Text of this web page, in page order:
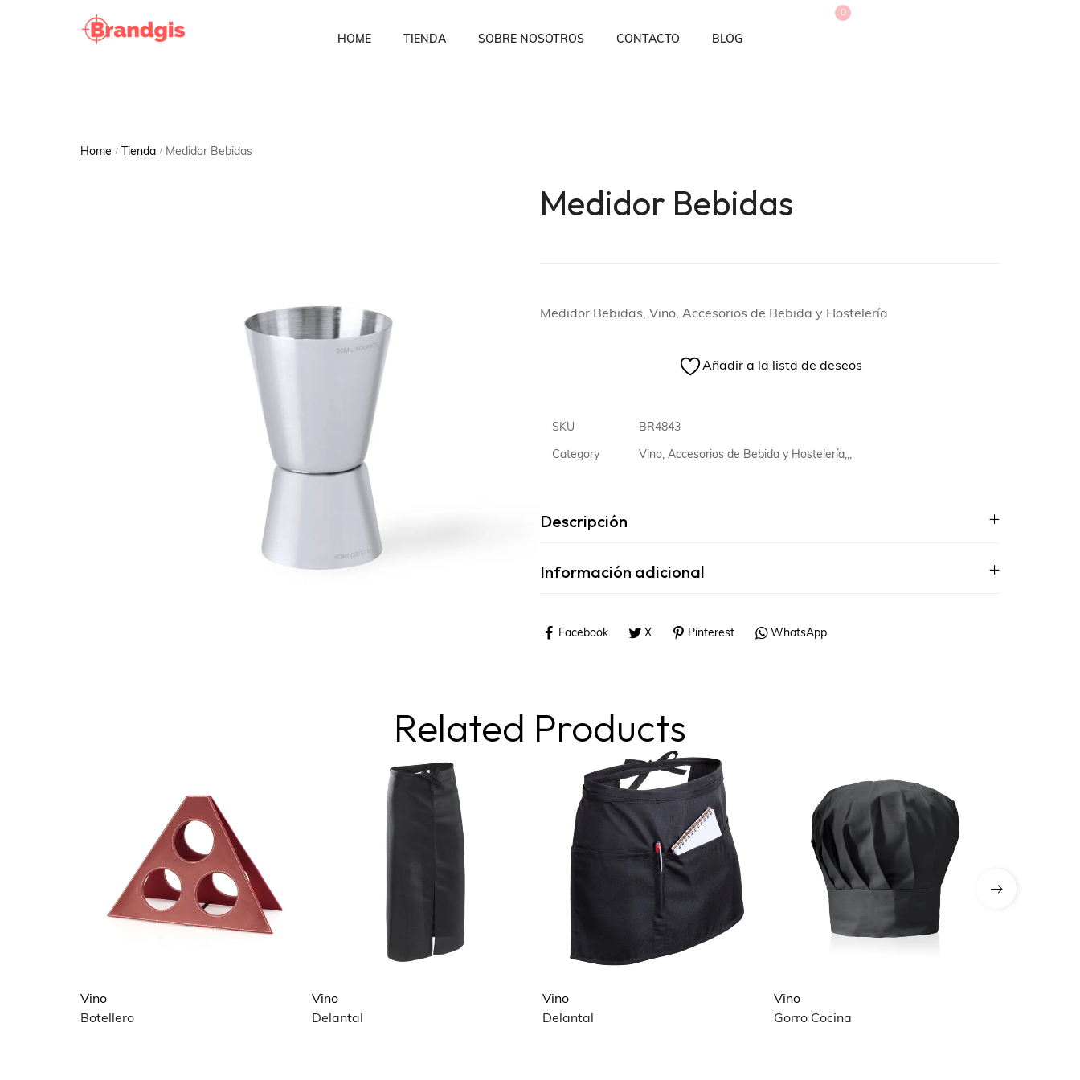
HOME TIENDA SOBRE NOSOTROS CONTACTO BLOG
0
Home / Tienda / Medidor Bebidas
Medidor Bebidas
Medidor Bebidas, Vino, Accesorios de Bebida y Hostelería
Añadir a la lista de deseos
SKU BR4843
Category Vino, Accesorios de Bebida y Hostelería,,,
Descripción
Información adicional
Facebook X Pinterest WhatsApp
Related Products
Vino
Botellero
Vino
Delantal
Vino
Delantal
Vino
Gorro Cocina